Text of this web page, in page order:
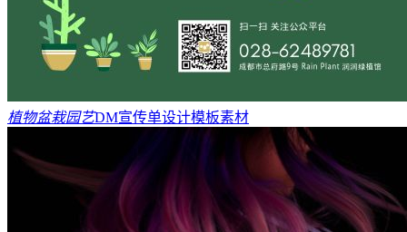
植物盆栽园艺DM宣传单设计模板素材